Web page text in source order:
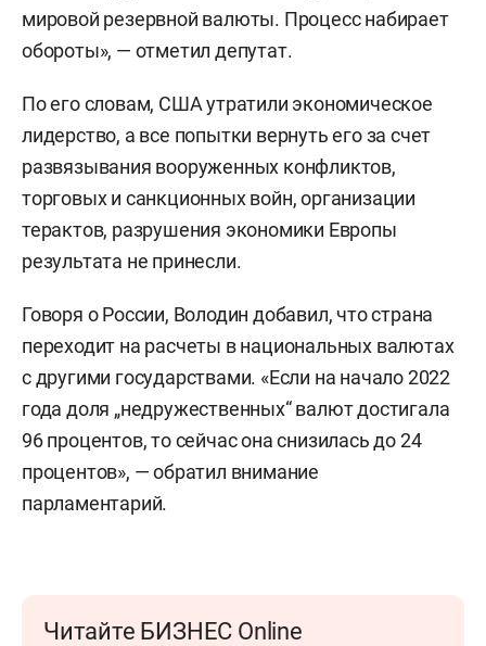
мировой резервной валюты. Процесс набирает
обороты», — отметил депутат.
По его словам, США утратили экономическое
лидерство, а все попытки вернуть его за счет
развязывания вооруженных конфликтов,
торговых и санкционных войн, организации
терактов, разрушения экономики Европы
результата не принесли.
Говоря о России, Володин добавил, что страна
переходит на расчеты в национальных валютах
с другими государствами. «Если на начало 2022
года доля „недружественных“ валют достигала
96 процентов, то сейчас она снизилась до 24
процентов», — обратил внимание
парламентарий.
Читайте БИЗНЕС Online